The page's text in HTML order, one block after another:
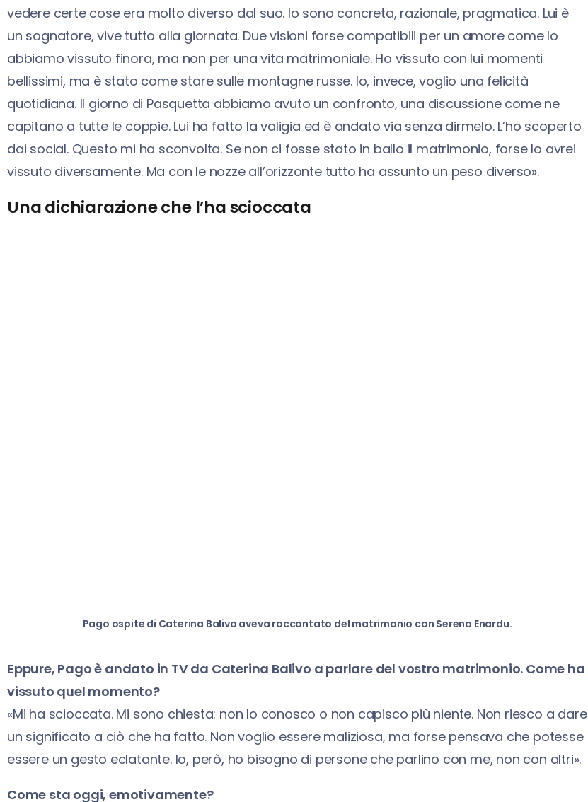
vedere certe cose era molto diverso dal suo. Io sono concreta, razionale, pragmatica. Lui è
un sognatore, vive tutto alla giornata. Due visioni forse compatibili per un amore come lo
abbiamo vissuto finora, ma non per una vita matrimoniale. Ho vissuto con lui momenti
bellissimi, ma è stato come stare sulle montagne russe. Io, invece, voglio una felicità
quotidiana. Il giorno di Pasquetta abbiamo avuto un confronto, una discussione come ne
capitano a tutte le coppie. Lui ha fatto la valigia ed è andato via senza dirmelo. L’ho scoperto
dai social. Questo mi ha sconvolta. Se non ci fosse stato in ballo il matrimonio, forse lo avrei
vissuto diversamente. Ma con le nozze all’orizzonte tutto ha assunto un peso diverso».
Una dichiarazione che l’ha scioccata
Pago ospite di Caterina Balivo aveva raccontato del matrimonio con Serena Enardu.
Eppure, Pago è andato in TV da Caterina Balivo a parlare del vostro matrimonio. Come ha
vissuto quel momento?
«Mi ha scioccata. Mi sono chiesta: non lo conosco o non capisco più niente. Non riesco a dare
un significato a ciò che ha fatto. Non voglio essere maliziosa, ma forse pensava che potesse
essere un gesto eclatante. Io, però, ho bisogno di persone che parlino con me, non con altri».
Come sta oggi, emotivamente?